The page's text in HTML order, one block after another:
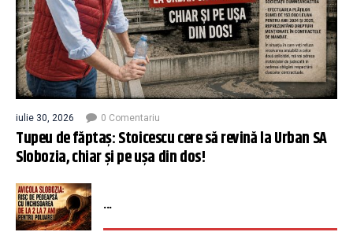
iulie 30, 2026 0 Comentariu
Tupeu de făptaș: Stoicescu cere să revină la Urban SA
Slobozia, chiar și pe ușa din dos!
...